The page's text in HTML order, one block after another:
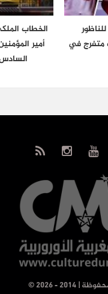
من 40 ألف متفرج في
الخطاب
أمير
2014 - 2026